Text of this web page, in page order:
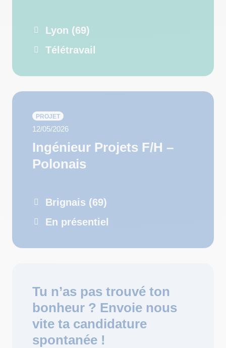
Lyon (69)
Télétravail
PROJET
12/05/2026
Ingénieur Projets F/H –
Polonais
Brignais (69)
En présentiel
Tu n’as pas trouvé ton
bonheur ? Envoie nous
vite ta candidature
spontanée !